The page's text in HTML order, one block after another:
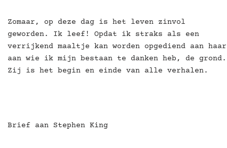
Zomaar, op deze dag is het leven zinvol
geworden. Ik leef! Opdat ik straks als een
verrijkend maaltje kan worden opgediend aan haar
aan wie ik mijn bestaan te danken heb, de grond.
Zij is het begin en einde van alle verhalen.
Brief aan Stephen King